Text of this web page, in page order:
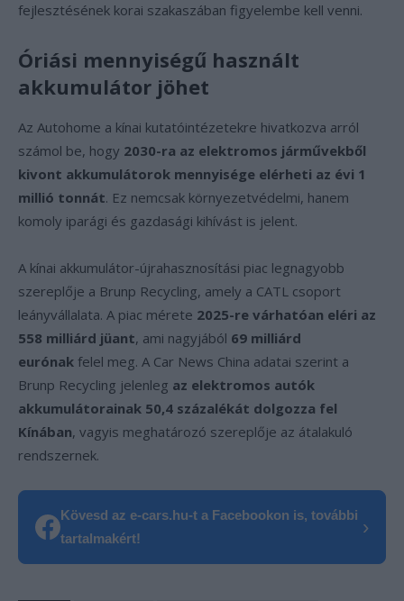
fejlesztésének korai szakaszában figyelembe kell venni.
Óriási mennyiségű használt
akkumulátor jöhet
Az Autohome a kínai kutatóintézetekre hivatkozva arról
számol be, hogy 2030-ra az elektromos járművekből
kivont akkumulátorok mennyisége elérheti az évi 1
millió tonnát. Ez nemcsak környezetvédelmi, hanem
komoly iparági és gazdasági kihívást is jelent.
A kínai akkumulátor-újrahasznosítási piac legnagyobb
szereplője a Brunp Recycling, amely a CATL csoport
leányvállalata. A piac mérete 2025-re várhatóan eléri az
558 milliárd jüant, ami nagyjából 69 milliárd
eurónak felel meg. A Car News China adatai szerint a
Brunp Recycling jelenleg az elektromos autók
akkumulátorainak 50,4 százalékát dolgozza fel
Kínában, vagyis meghatározó szereplője az átalakuló
rendszernek.
Kövesd az e-cars.hu-t a Facebookon is, további
tartalmakért!
›